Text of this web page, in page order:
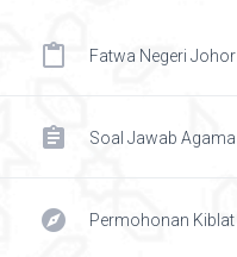
content_paste Fatwa Negeri Johor
assignment Soal Jawab Agama
explore Permohonan Kiblat